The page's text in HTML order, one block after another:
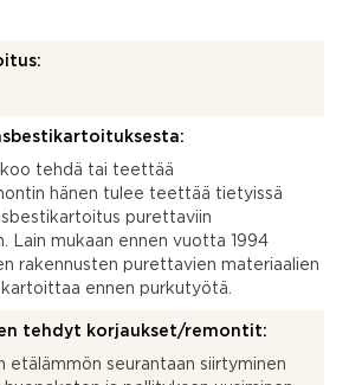
tehdä tai teettää
hänen tulee teettää tietyissä
purettaviin
Lain mukaan ennen vuotta 1994
rakennusten purettavien materiaalien
ennen purkutyötä.
tehdyt korjaukset/remontit:
etälämmön seurantaan siirtyminen